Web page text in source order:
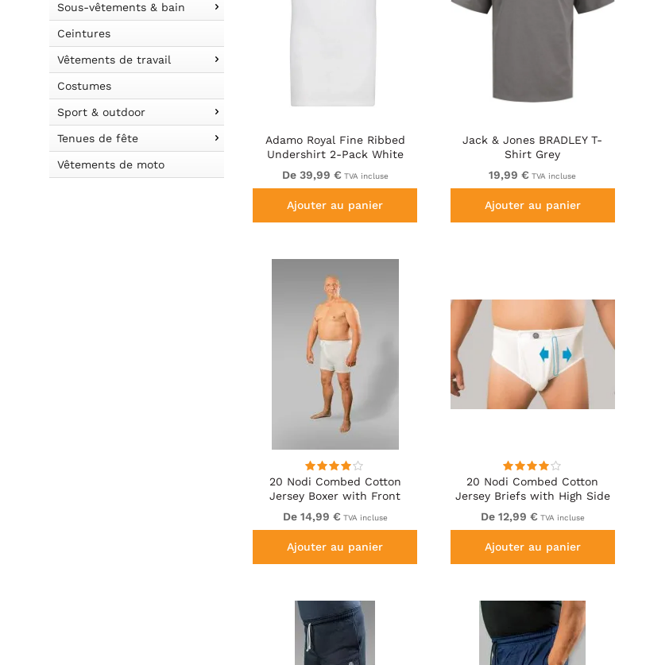
Sous-vêtements & bain
Ceintures
Vêtements de travail
Costumes
Sport & outdoor
Tenues de fête
Vêtements de moto
Adamo Royal Fine Ribbed
Undershirt 2-Pack White
De 39,99 € TVA incluse
Ajouter au panier
Jack & Jones BRADLEY T-
Shirt Grey
19,99 € TVA incluse
Ajouter au panier
20 Nodi Combed Cotton
Jersey Boxer with Front
Button Fly White
De 14,99 € TVA incluse
Ajouter au panier
20 Nodi Combed Cotton
Jersey Briefs with High Side
Cut and Side Opening White
De 12,99 € TVA incluse
Ajouter au panier